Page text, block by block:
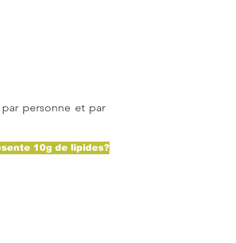
personne et par
10g de lipides?